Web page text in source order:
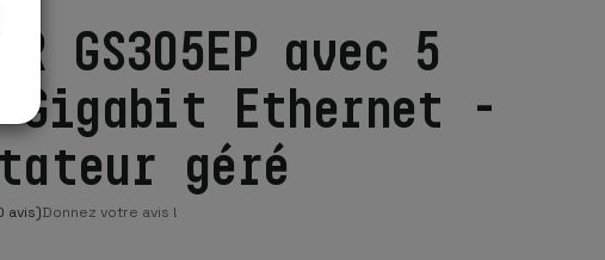
GS305EP avec 5
Gigabit Ethernet -
géré
avis)Donnez votre avis !